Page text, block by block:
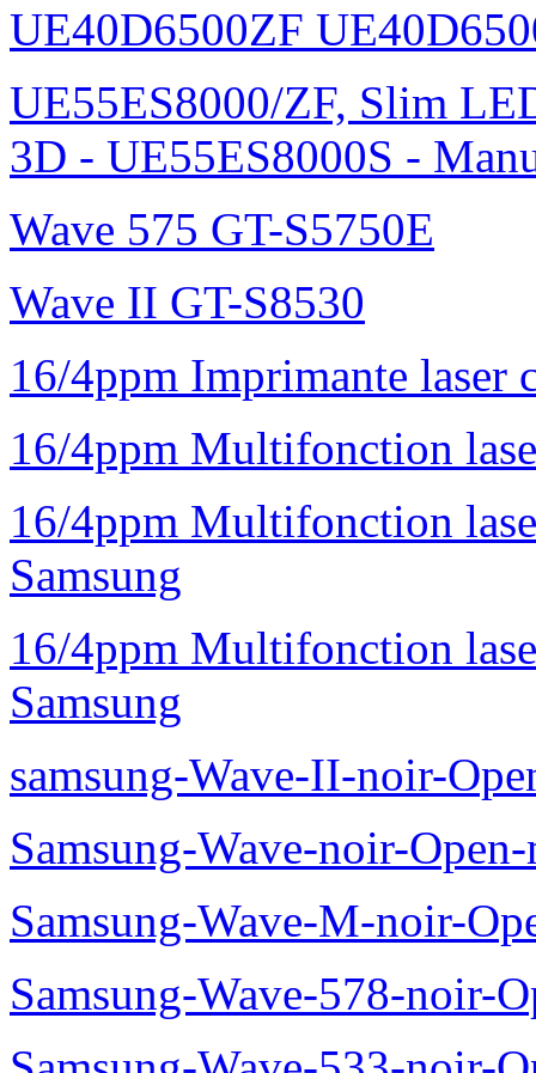
UE40D6500ZF
UE55ES8000/ZF, Slim
3D - UE55ES8000S -
Wave 575 GT-S5750E
Wave II GT-S8530
16/4ppm Imprimante laser
16/4ppm Multifonction
16/4ppm Multifonction
Samsung
16/4ppm Multifonction
Samsung
samsung-Wave-II-noir-
Samsung-Wave-noir-
Samsung-Wave-M-noir-
Samsung-Wave-578-noir-